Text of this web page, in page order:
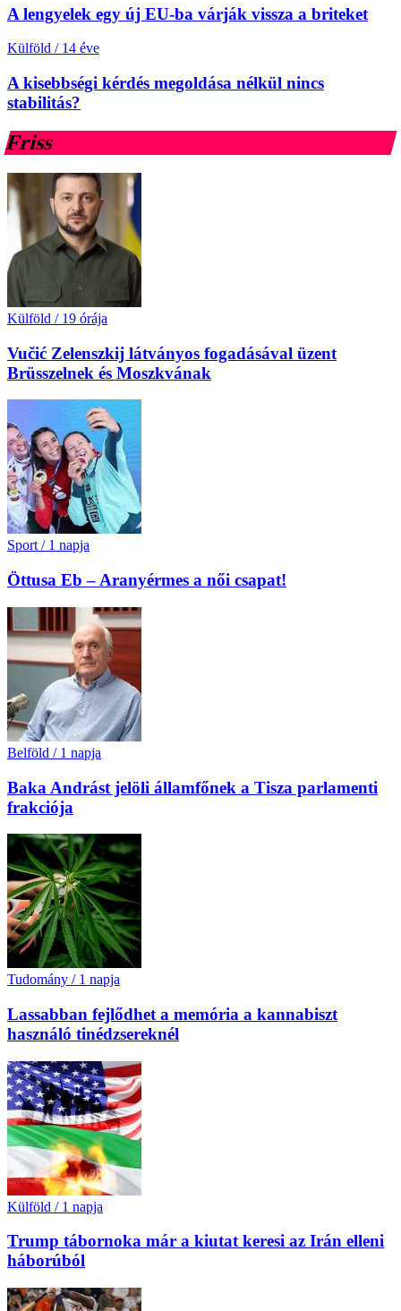
A lengyelek egy új EU-ba várják vissza a briteket
Külföld / 14 éve
A kisebbségi kérdés megoldása nélkül nincs
stabilitás?
Friss
Külföld / 19 órája
Vučić Zelenszkij látványos fogadásával üzent
Brüsszelnek és Moszkvának
Sport / 1 napja
Öttusa Eb – Aranyérmes a női csapat!
Belföld / 1 napja
Baka Andrást jelöli államfőnek a Tisza parlamenti
frakciója
Tudomány / 1 napja
Lassabban fejlődhet a memória a kannabiszt
használó tinédzsereknél
Külföld / 1 napja
Trump tábornoka már a kiutat keresi az Irán elleni
háborúból